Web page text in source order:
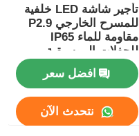
تأجير شاشة LED خلفية
للمسرح الخارجي P2.9
مقاومة للماء IP65
للحفلات الموسيقية
افضل سعر
نتحدث الآن